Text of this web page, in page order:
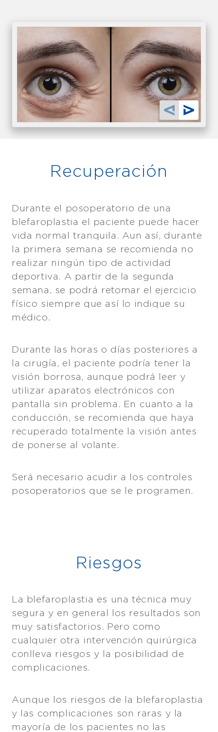
Recuperación
Durante el posoperatorio de una
blefaroplastia el paciente puede hacer
vida normal tranquila. Aun así, durante
la primera semana se recomienda no
realizar ningún tipo de actividad
deportiva. A partir de la segunda
semana, se podrá retomar el ejercicio
físico siempre que así lo indique su
médico.
Durante las horas o días posteriores a
la cirugía, el paciente podría tener la
visión borrosa, aunque podrá leer y
utilizar aparatos electrónicos con
pantalla sin problema. En cuanto a la
conducción, se recomienda que haya
recuperado totalmente la visión antes
de ponerse al volante.
Será necesario acudir a los controles
posoperatorios que se le programen.
Riesgos
La blefaroplastia es una técnica muy
segura y en general los resultados son
muy satisfactorios. Pero como
cualquier otra intervención quirúrgica
conlleva riesgos y la posibilidad de
complicaciones.
Aunque los riesgos de la blefaroplastia
y las complicaciones son raras y la
mayoría de los pacientes no las